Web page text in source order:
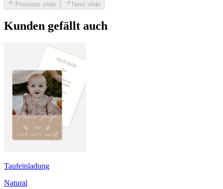
Previous slide Next slide
Kunden gefällt auch
Taufeinladung
Natural